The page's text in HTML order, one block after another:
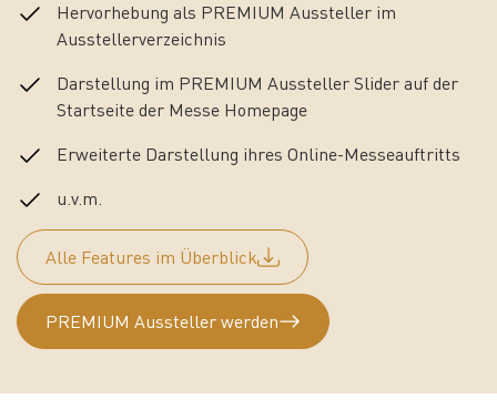
Hervorhebung als PREMIUM Aussteller im
Ausstellerverzeichnis
Darstellung im PREMIUM Aussteller Slider auf der
Startseite der Messe Homepage
Erweiterte Darstellung ihres Online-Messeauftritts
u.v.m.
Alle Features im Überblick
PREMIUM Aussteller werden